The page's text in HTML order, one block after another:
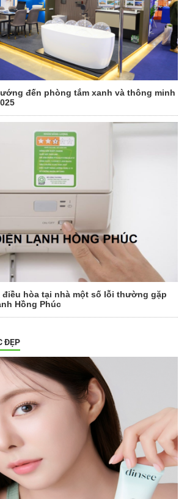
đến phòng tắm xanh và thông minh
hòa tại nhà một số lỗi thường gặp
Hồng Phúc
ĐẸP